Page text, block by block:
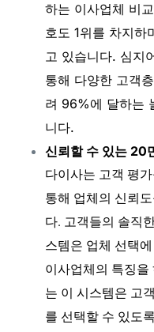
하는 이사업체 비
호도 1위를 차지하
고 있습니다. 심지
통해 다양한 고객
려 96%에 달하는
니다.
신뢰할 수 있는 20
다이사는 고객 평
통해 업체의 신뢰
다. 고객들의 솔직
스템은 업체 선택
이사업체의 특징을
는 이 시스템은 고
를 선택할 수 있도